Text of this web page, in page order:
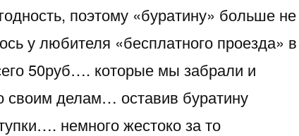
поэтому «буратину» больше не
у любителя «бесплатного проезда» в
50руб…. которые мы забрали и
своим делам… оставив буратину
немного жестоко за то